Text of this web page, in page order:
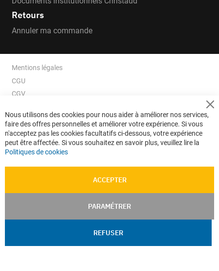
Retours
Annuler ma commande
Mentions légales
CGU
CGV
Données personnelles
Confidentialité
Plan du site
Nous utilisons des cookies pour nous aider à améliorer nos services,
faire des offres personnelles et améliorer votre expérience. Si vous
n'acceptez pas les cookies facultatifs ci-dessous, votre expérience
peut être affectée. Si vous souhaitez en savoir plus, veuillez lire la
Politiques de cookies
ACCEPTER
PARAMÉTRER
REFUSER